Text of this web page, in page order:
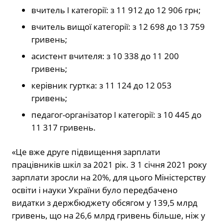
вчитель І категорії: з 11 912 до 12 906 грн;
вчитель вищої категорії: з 12 698 до 13 759
гривень;
асистент вчителя: з 10 338 до 11 200
гривень;
керівник гуртка: з 11 124 до 12 053
гривень;
педагог-організатор І категорії: з 10 445 до
11 317 гривень.
«Це вже друге підвищення зарплати
працівників шкіл за 2021 рік. З 1 січня 2021 року
зарплати зросли на 20%, для цього Міністерству
освіти і науки України було передбачено
видатки з держбюджету обсягом у 139,5 млрд
гривень, що на 26,6 млрд гривень більше, ніж у